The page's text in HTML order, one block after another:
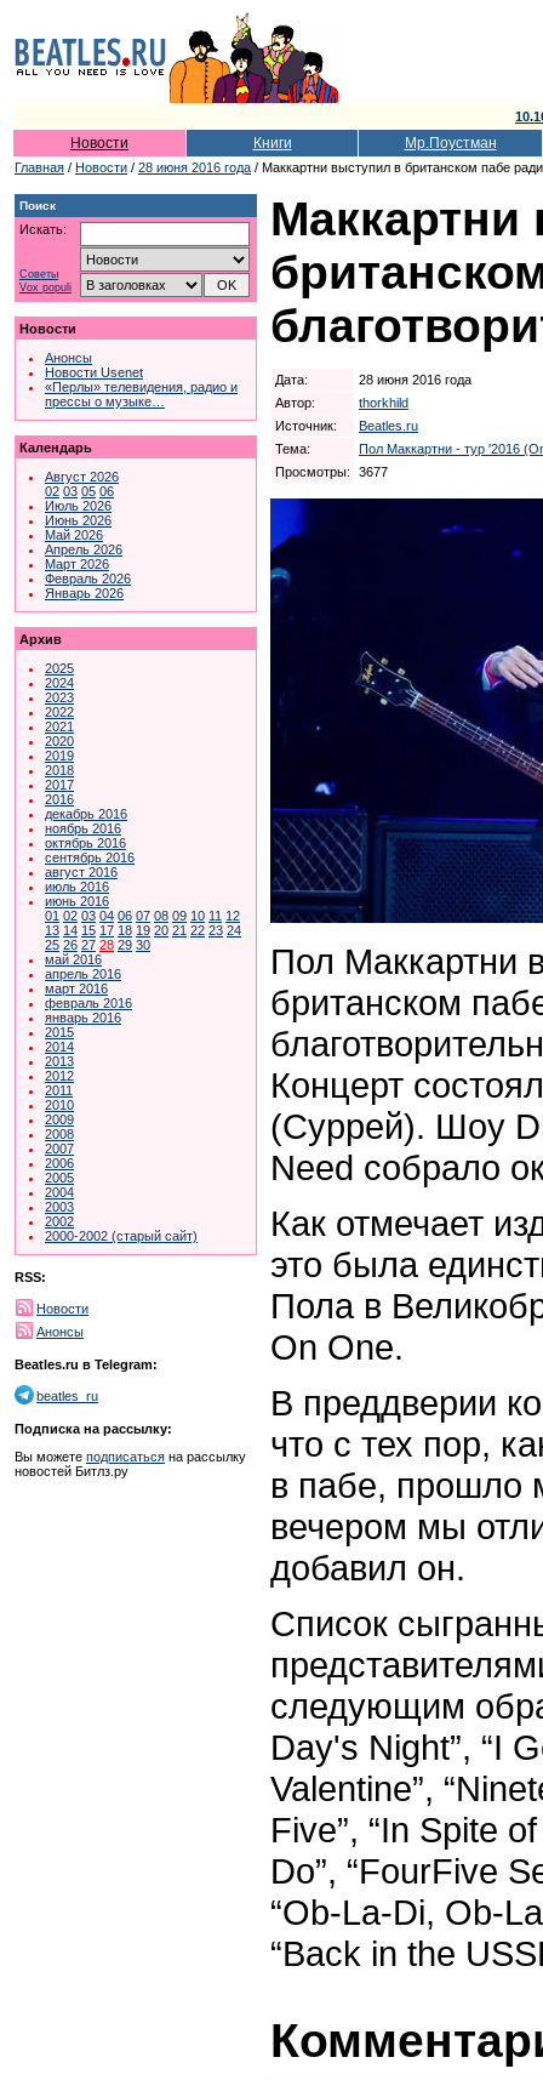
Новости Книги Мр.Поустман
Главная / Новости / 28 июня 2016 года / Маккартни выступил в британском пабе
Поиск
Искать:
Советы
Vox populi
Новости
Анонсы
Новости Usenet
«Перлы» телевидения, радио и
прессы о музыке…
Календарь
Август 2026
02 03 05 06
Июль 2026
Июнь 2026
Май 2026
Апрель 2026
Март 2026
Февраль 2026
Январь 2026
Архив
2025
2024
2023
2022
2021
2020
2019
2018
2017
2016
декабрь 2016
ноябрь 2016
октябрь 2016
сентябрь 2016
август 2016
июль 2016
июнь 2016
01 02 03 04 06 07 08 09 10 11 12
13 14 15 17 18 19 20 21 22 23 24
25 26 27 28 29 30
май 2016
апрель 2016
март 2016
февраль 2016
январь 2016
2015
2014
2013
2012
2011
2010
2009
2008
2007
2006
2005
2004
2003
2002
2000-2002 (старый сайт)
RSS:
Новости
Анонсы
Beatles.ru в Telegram:
beatles_ru
Подписка на рассылку:
Вы можете подписаться на рассылку
новостей Битлз.ру
Дата:
28 июня 2016 года
Автор:
thorkhild
Источник:
Beatles.ru
Тема:
Пол Маккартни - тур '2016
Просмотры:
3677
Пол Маккартни
британском
Концерт
(Суррей). Шоу
Need собрало
Как отмечает
это была
Пола в
On One.
В преддверии
что с тех пор,
в пабе, прошло
вечером мы
добавил он.
Список
следующим
Day's Night”, “I
Valentine”,
Five”, “In Spite
Do”, “FourFive
“Ob-La-Di, Ob-
“Back in the